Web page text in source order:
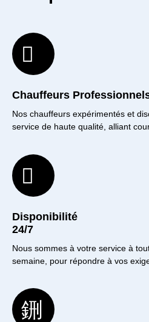
Chauffeurs
Nos chauffeurs expérimentés et
service de haute qualité, alliant
Disponibilité
24/7
Nous sommes à votre service à
semaine, pour répondre à vos